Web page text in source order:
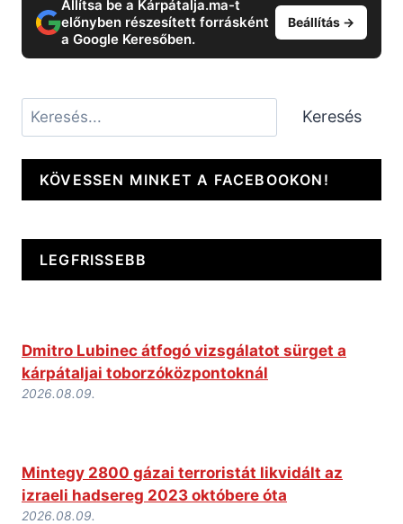
Állítsa be a Kárpátalja.ma-t
előnyben részesített forrásként
a Google Keresőben.
Beállítás →
Keresés Keresés
KÖVESSEN MINKET A FACEBOOKON!
LEGFRISSEBB
Dmitro Lubinec átfogó vizsgálatot sürget a
kárpátaljai toborzóközpontoknál
2026.08.09.
Mintegy 2800 gázai terroristát likvidált az
izraeli hadsereg 2023 októbere óta
2026.08.09.